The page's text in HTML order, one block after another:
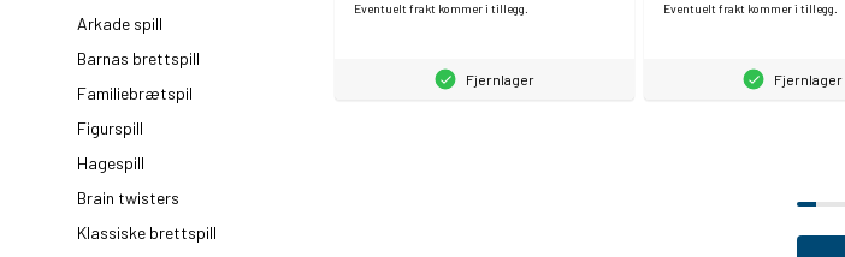
Arkade spill
Barnas brettspill
Familiebrætspil
Figurspill
Hagespill
Brain twisters
Klassiske brettspill
Eventuelt frakt kommer i tillegg.
Fjernlager
Eventuelt frakt kommer i tillegg.
Fjernlager